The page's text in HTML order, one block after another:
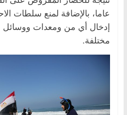
عاما، بالإضافة لمنع سلطات
إدخال أي من ومعدات ووسائل
مختلفة.